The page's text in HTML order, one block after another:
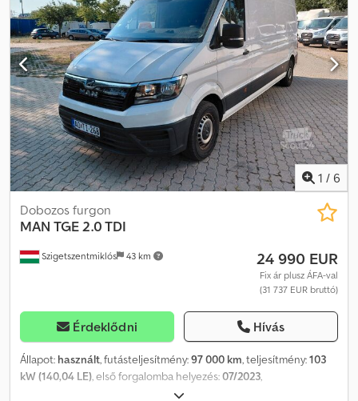
1 / 6
Szigetszentmiklós 43 km
Dobozos furgon
MAN TGE 2.0 TDI
24 990 EUR
Fix ár plusz ÁFA-val
(31 737 EUR bruttó)
Érdeklődni Hívás
Állapot: használt, futásteljesítmény:97 000 km, teljesítmény:103
kW (140,04 LE), első forgalomba helyezés:07/2023,
, össztömeg: